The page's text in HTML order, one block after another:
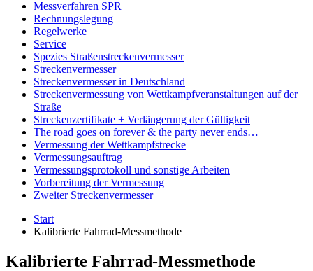
Messverfahren SPR
Rechnungslegung
Regelwerke
Service
Spezies Straßenstreckenvermesser
Streckenvermesser
Streckenvermesser in Deutschland
Streckenvermessung von Wettkampfveranstaltungen auf der
Straße
Streckenzertifikate + Verlängerung der Gültigkeit
The road goes on forever & the party never ends…
Vermessung der Wettkampfstrecke
Vermessungsauftrag
Vermessungsprotokoll und sonstige Arbeiten
Vorbereitung der Vermessung
Zweiter Streckenvermesser
Start
Kalibrierte Fahrrad-Messmethode
Kalibrierte Fahrrad-Messmethode